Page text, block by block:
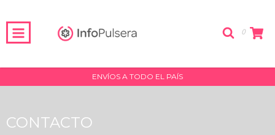
0
ENVÍOS A TODO EL PAÍS
CONTACTO